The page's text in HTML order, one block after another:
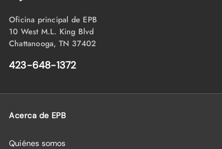
Oficina principal de EPB
10 West M.L. King Blvd
Chattanooga, TN 37402
423-648-1372
Acerca de EPB
Quiénes somos